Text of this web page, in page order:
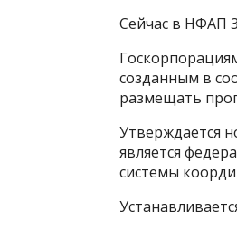
Сейчас в НФАП
созданным в
размещать
Утверждается
является
системы